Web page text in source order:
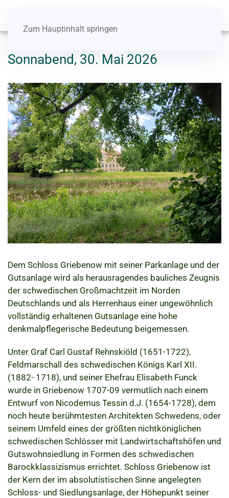
Zum Hauptinhalt springen
Sonnabend, 30. Mai 2026
Dem Schloss Griebenow mit seiner Parkanlage und der
Gutsanlage wird als herausragendes bauliches Zeugnis
der schwedischen Großmachtzeit im Norden
Deutschlands und als Herrenhaus einer ungewöhnlich
vollständig erhaltenen Gutsanlage eine hohe
denkmalpflegerische Bedeutung beigemessen.
Unter Graf Carl Gustaf Rehnskiöld (1651-1722),
Feldmarschall des schwedischen Königs Karl XII.
(1882- 1718), und seiner Ehefrau Elisabeth Funck
wurde in Griebenow 1707-09 vermutlich nach einem
Entwurf von Nicodemus Tessin d.J. (1654-1728), dem
noch heute berühmtesten Architekten Schwedens, oder
seinem Umfeld eines der größten nichtköniglichen
schwedischen Schlösser mit Landwirtschaftshöfen und
Gutswohnsiedlung in Formen des schwedischen
Barockklassizismus errichtet. Schloss Griebenow ist
der Kern der im absolutistischen Sinne angelegten
Schloss- und Siedlungsanlage, der Höhepunkt seiner